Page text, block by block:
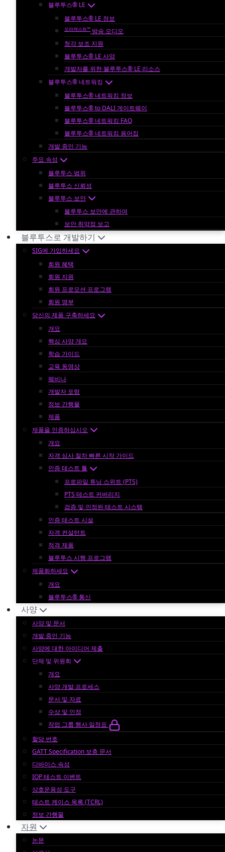
블루투스® LE
블루투스® LE 정보
오라캐스트™ 방송 오디오
청각 보조 지원
블루투스® LE 사양
개발자를 위한 블루투스® LE 리소스
블루투스® 네트워킹
블루투스® 네트워킹 정보
블루투스® to DALI 게이트웨이
블루투스® 네트워킹 FAQ
블루투스® 네트워킹 용어집
개발 중인 기능
주요 속성
블루투스 범위
블루투스 신뢰성
블루투스 보안
블루투스 보안에 관하여
보안 취약점 보고
블루투스로 개발하기
SIG에 가입하세요
회원 혜택
회원 지원
회원 프로모션 프로그램
회원 명부
당신의 제품 구축하세요
개요
핵심 사양 개요
학습 가이드
교육 동영상
웨비나
개발자 포럼
정보 간행물
제품
제품을 인증하십시오
개요
자격 심사 절차 빠른 시작 가이드
인증 테스트 툴
프로파일 튜닝 스위트 (PTS)
PTS 테스트 커버리지
검증 및 인정된 테스트 시스템
인증 테스트 시설
자격 컨설턴트
적격 제품
블루투스 시행 프로그램
제품화하세요
개요
블루투스® 통신
사양
사양 및 문서
개발 중인 기능
사양에 대한 아이디어 제출
단체 및 위원회
개요
사양 개발 프로세스
문서 및 자료
수상 및 인정
작업 그룹 행사 일정표
할당 번호
GATT Specification 보충 문서
디바이스 속성
IOP 테스트 이벤트
상호운용성 도구
테스트 케이스 목록 (TCRL)
정보 간행물
자원
논문